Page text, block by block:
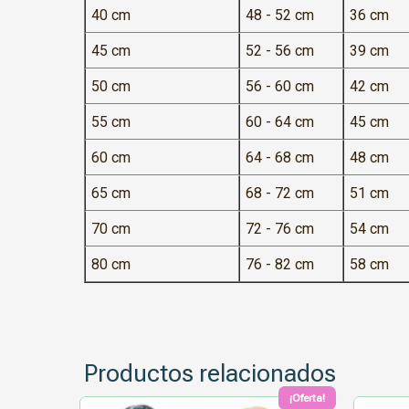
40 cm 48 - 52 cm 36 cm
45 cm 52 - 56 cm 39 cm
50 cm 56 - 60 cm 42 cm
55 cm 60 - 64 cm 45 cm
60 cm 64 - 68 cm 48 cm
65 cm 68 - 72 cm 51 cm
70 cm 72 - 76 cm 54 cm
80 cm 76 - 82 cm 58 cm
Productos relacionados
¡Oferta!
Este Este